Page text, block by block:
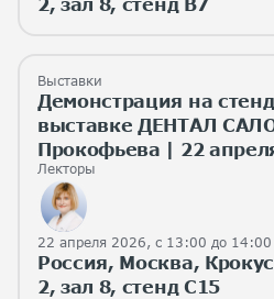
Выставки
Демонстрация на
выставке ДЕНТАЛ
Прокофьева | 22
Лекторы
22 апреля 2026, с 13:00 до 14:00
Россия, Москва,
2, зал 8, стенд С15